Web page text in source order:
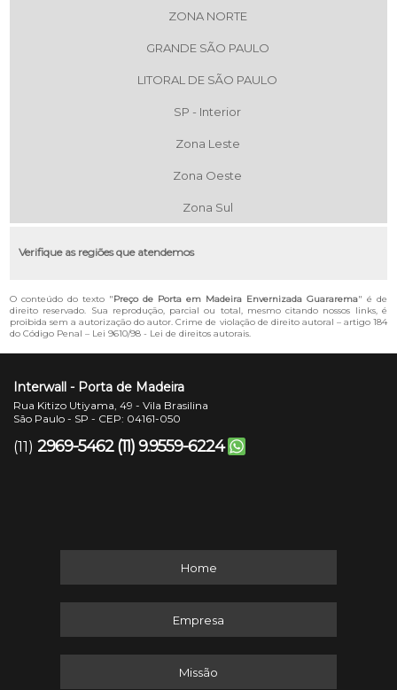
ZONA NORTE
GRANDE SÃO PAULO
LITORAL DE SÃO PAULO
SP - Interior
Zona Leste
Zona Oeste
Zona Sul
Verifique as regiões que atendemos
O conteúdo do texto "Preço de Porta em Madeira Envernizada Guararema" é de
direito reservado. Sua reprodução, parcial ou total, mesmo citando nossos links, é
proibida sem a autorização do autor. Crime de violação de direito autoral – artigo 184
do Código Penal – Lei 9610/98 - Lei de direitos autorais.
Interwall - Porta de Madeira
Rua Kitizo Utiyama, 49 - Vila Brasilina
São Paulo - SP - CEP: 04161-050
(11) 2969-5462 (11) 9.9559-6224
Home
Empresa
Missão